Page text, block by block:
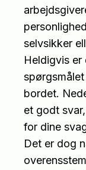
selvsikker
Heldigvis er
bordet.
et godt
for dine
Det er dog